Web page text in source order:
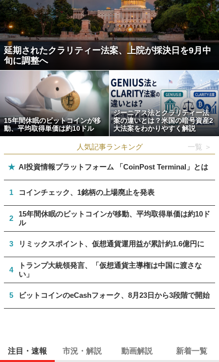
延期されたクラリティー法案、上院が採決日を9月中
旬に調整へ
15年間休眠のビットコインが移
動、平均取得単価は約10ドル
ジーニアス法とクラリティー法
案の違いとは？米国の暗号資産2
大法案をわかりやすく解説
人気記事ランキング 一覧 ＞
★ AI投資情報プラットフォーム 「CoinPost Terminal」とは
1 コインチェック、1銘柄の上場廃止を発表
2
15年間休眠のビットコインが移動、平均取得単価は約10ド
ル
3 リミックスポイント、仮想通貨運用益が累計約1.6億円に
4
トランプ大統領発言、「仮想通貨主導権は中国に渡さな
い」
5 ビットコインのeCashフォーク、8月23日から3段階で開始
注目・速報 市況・解説 動画解説 新着一覧